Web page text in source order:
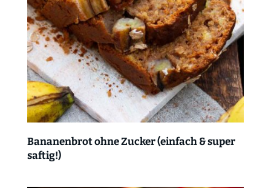
Bananenbrot ohne Zucker (einfach & super
saftig!)